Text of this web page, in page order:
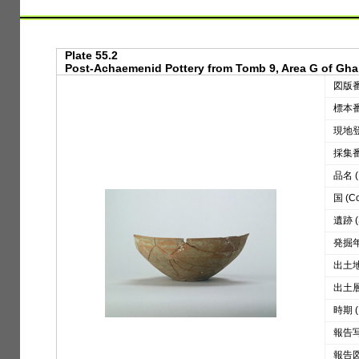
Plate 55.2
Post-Achaemenid Pottery from Tomb 9, Area G of
図版
標本
現地
採集
品名
国
遺跡
発掘
出土
出土
時期
報告
報告